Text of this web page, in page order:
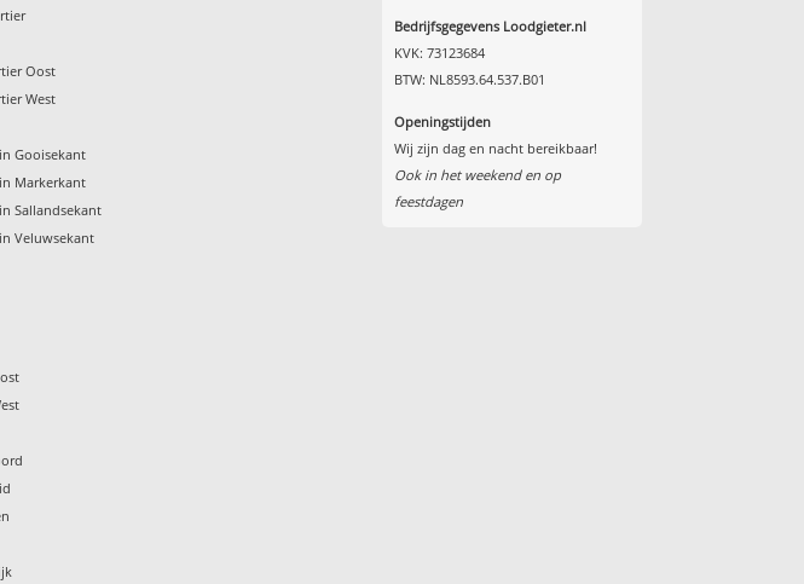
Oost
West
Gooisekant
Markerkant
Sallandsekant
Veluwsekant
Bedrijfsgegevens Loodgieter.nl
KVK: 73123684
BTW: NL8593.64.537.B01
Openingstijden
Wij zijn dag en nacht bereikbaar!
Ook in het weekend en op
feestdagen